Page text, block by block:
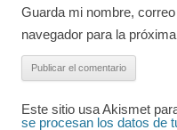
Guarda mi nombre,
navegador para la
Este sitio usa Akismet
se procesan los datos de